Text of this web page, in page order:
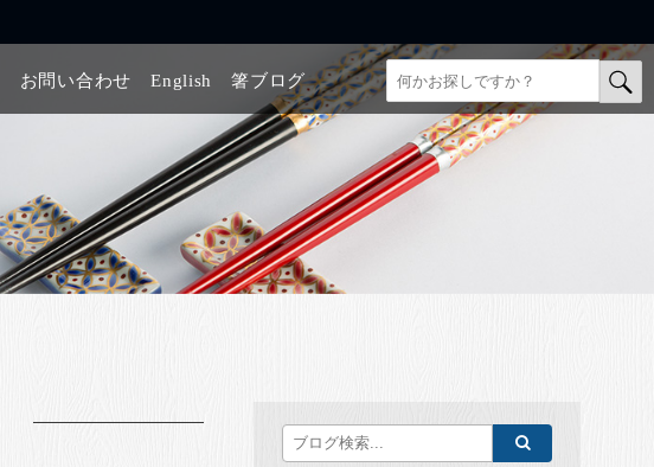
お問い合わせ English 箸ブログ